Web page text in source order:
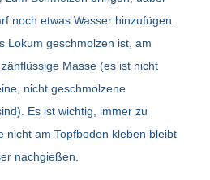
noch etwas Wasser hinzufügen.
Lokum geschmolzen ist, am
Masse (es ist nicht
nicht geschmolzene
Es ist wichtig, immer zu
nicht am Topfboden kleben bleibt
nachgießen.